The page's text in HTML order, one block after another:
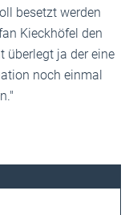
besetzt werden
Kieckhöfel den
überlegt ja der eine
noch einmal